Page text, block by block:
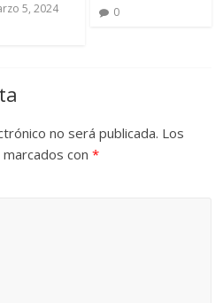
5, 2024
0
no será publicada. Los
con*